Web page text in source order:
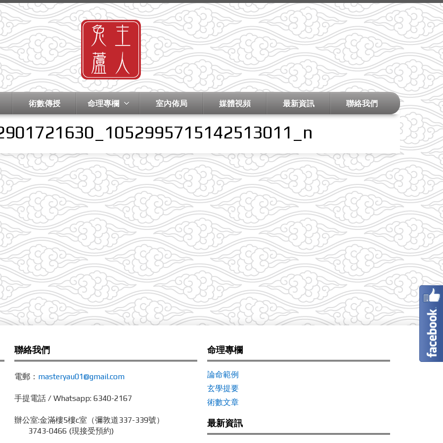
術數傳授 命理專欄 室內佈局 媒體視頻 最新資訊 聯絡我們
聯絡我們
電郵： masteryau01@gmail.com
手提電話 / Whatsapp: 6340-2167
辦公室:金滿樓5樓c室（彌敦道337-339號）
3743-0466 (現接受預約)
命理專欄
論命範例
玄學提要
術數文章
最新資訊